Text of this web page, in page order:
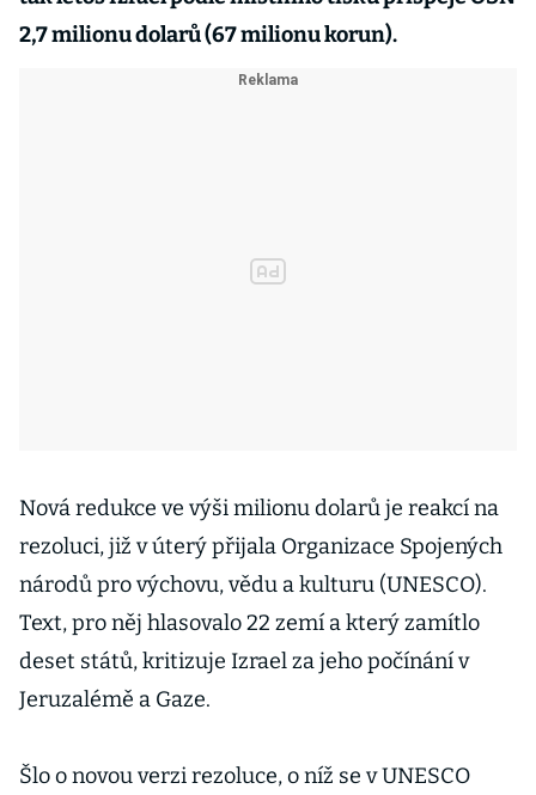
2,7 milionu dolarů (67 milionu korun).
Nová redukce ve výši milionu dolarů je reakcí na
rezoluci, již v úterý přijala Organizace Spojených
národů pro výchovu, vědu a kulturu (UNESCO).
Text, pro něj hlasovalo 22 zemí a který zamítlo
deset států, kritizuje Izrael za jeho počínání v
Jeruzalémě a Gaze.
Šlo o novou verzi rezoluce, o níž se v UNESCO